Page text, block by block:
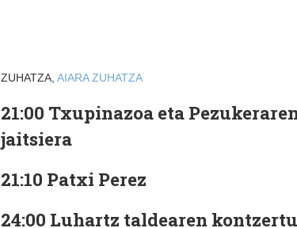
ZUHATZA, AIARA ZUHATZA
21:00 Txupinazoa eta
jaitsiera
21:10 Patxi Perez
24:00 Luhartz taldearen